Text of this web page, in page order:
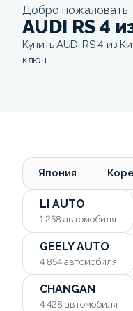
Добро пожаловать
AUDI RS 4
Купить AUDI RS 4 из
ключ.
Япония
LI AUTO
1 258 автомобиля
GEELY AUTO
4 854 автомобиля
CHANGAN
4 428 автомобиля